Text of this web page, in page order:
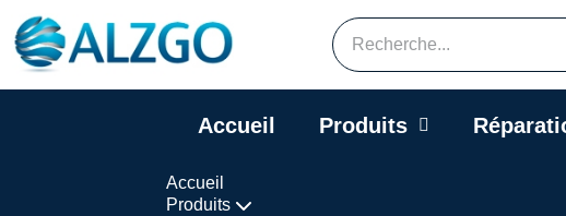
Accueil Produits
Accueil
Produits